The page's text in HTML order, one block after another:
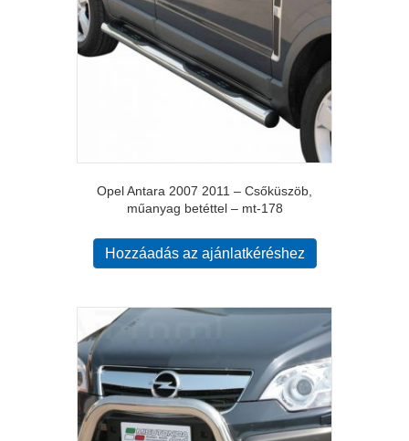
Opel Antara 2007 2011 – Csőküszöb,
műanyag betéttel – mt-178
Hozzáadás az ajánlatkéréshez